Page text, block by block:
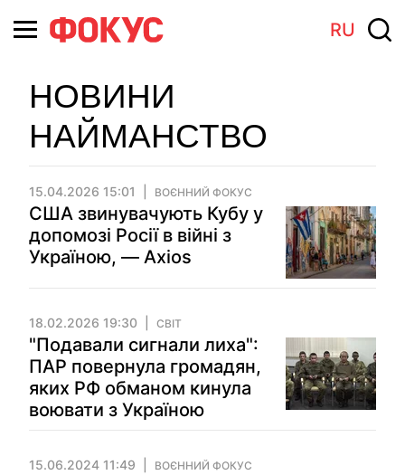
RU
НОВИНИ
НАЙМАНСТВО
15.04.2026 15:01 ВОЄННИЙ ФОКУС
США звинувачують Кубу у
допомозі Росії в війні з
Україною, — Axios
18.02.2026 19:30 СВІТ
"Подавали сигнали лиха":
ПАР повернула громадян,
яких РФ обманом кинула
воювати з Україною
15.06.2024 11:49 ВОЄННИЙ ФОКУС